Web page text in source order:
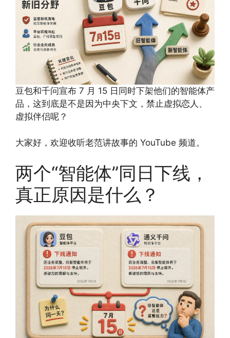
豆包和千问宣布 7 月 15 日同时下架他们的智能体产
品，这到底是不是因为中央下文，禁止虚拟恋人、
虚拟伴侣呢？
大家好，欢迎收听老范讲故事的 YouTube 频道。
两个“智能体”同日下线，
真正原因是什么？